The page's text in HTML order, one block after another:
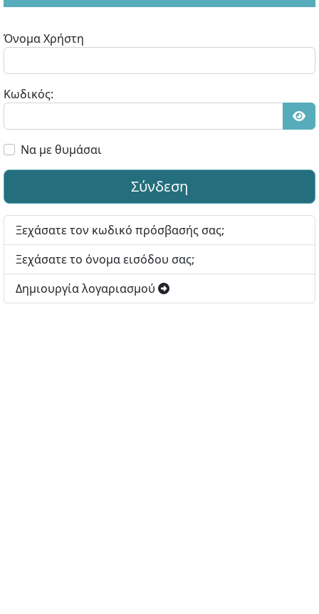
Όνομα Χρήστη
Κωδικός:
Να με θυμάσαι
Σύνδεση
Ξεχάσατε τον κωδικό πρόσβασής σας;
Ξεχάσατε το όνομα εισόδου σας;
Δημιουργία λογαριασμού